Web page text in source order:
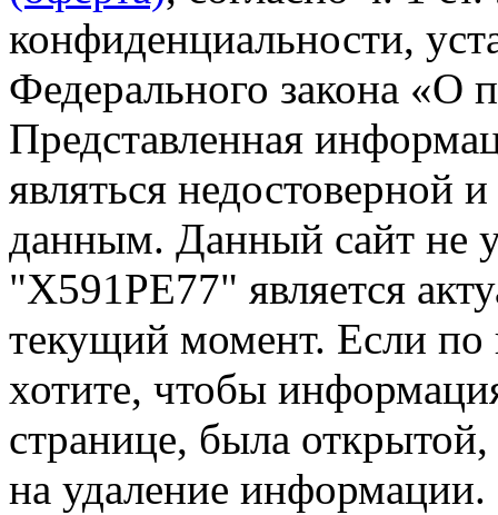
конфиденциальности,
Федерального закона «О
Представленная
являться недостоверной
данным. Данный сайт не
"Х591РЕ77" является
текущий момент. Если
хотите, чтобы
странице, была открытой,
на удаление информации.